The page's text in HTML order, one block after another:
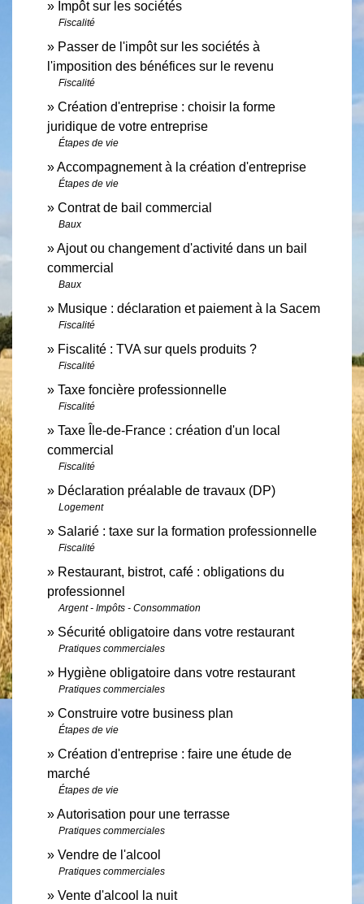
Impôt sur les sociétés
Fiscalité
Passer de l'impôt sur les sociétés à
l'imposition des bénéfices sur le revenu
Fiscalité
Création d'entreprise : choisir la forme
juridique de votre entreprise
Étapes de vie
Accompagnement à la création d'entreprise
Étapes de vie
Contrat de bail commercial
Baux
Ajout ou changement d'activité dans un bail
commercial
Baux
Musique : déclaration et paiement à la Sacem
Fiscalité
Fiscalité : TVA sur quels produits ?
Fiscalité
Taxe foncière professionnelle
Fiscalité
Taxe Île-de-France : création d'un local
commercial
Fiscalité
Déclaration préalable de travaux (DP)
Logement
Salarié : taxe sur la formation professionnelle
Fiscalité
Restaurant, bistrot, café : obligations du
professionnel
Argent - Impôts - Consommation
Sécurité obligatoire dans votre restaurant
Pratiques commerciales
Hygiène obligatoire dans votre restaurant
Pratiques commerciales
Construire votre business plan
Étapes de vie
Création d'entreprise : faire une étude de
marché
Étapes de vie
Autorisation pour une terrasse
Pratiques commerciales
Vendre de l'alcool
Pratiques commerciales
Vente d'alcool la nuit